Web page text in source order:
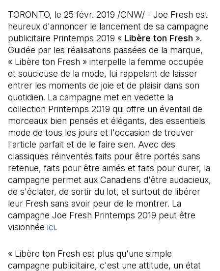
TORONTO, le 25 févr. 2019 /CNW/ - Joe Fresh est
heureux d'annoncer le lancement de sa campagne
publicitaire Printemps 2019 « Libère ton Fresh ».
Guidée par les réalisations passées de la marque,
« Libère ton Fresh » interpelle la femme occupée
et soucieuse de la mode, lui rappelant de laisser
entrer les moments de joie et de plaisir dans son
quotidien. La campagne met en vedette la
collection Printemps 2019 qui offre un éventail de
morceaux bien pensés et élégants, des essentiels
mode de tous les jours et l'occasion de trouver
l'article parfait et de le faire sien. Avec des
classiques réinventés faits pour être portés sans
retenue, faits pour être aimés et faits pour durer, la
campagne permet aux Canadiens d'être audacieux,
de s'éclater, de sortir du lot, et surtout de libérer
leur Fresh sans avoir peur de le montrer. La
campagne Joe Fresh Printemps 2019 peut être
visionnée ici(Il s'ouvre dans un nouvel onglet)
.
« Libère ton Fresh est plus qu'une simple
campagne publicitaire, c'est une attitude, un état